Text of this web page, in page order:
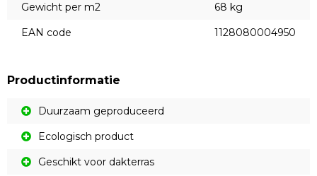
Gewicht per m2
68 kg
EAN code
1128080004950
Productinformatie
Duurzaam geproduceerd
Ecologisch product
Geschikt voor dakterras